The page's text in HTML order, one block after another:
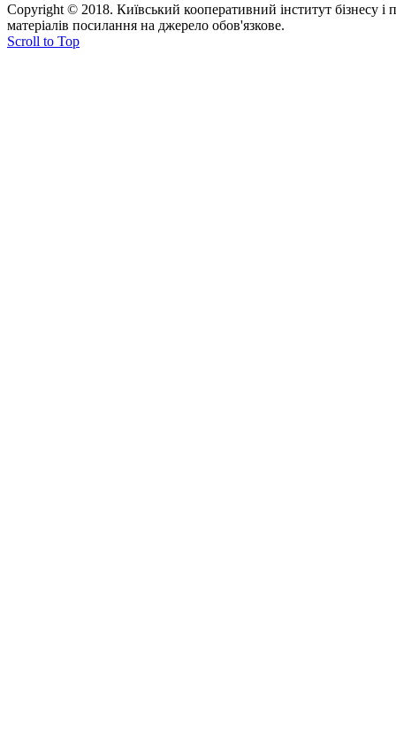
Copyright © 2018. Київський кооперативний інститут бізнесу
матеріалів посилання на джерело обов'язкове.
Scroll to Top